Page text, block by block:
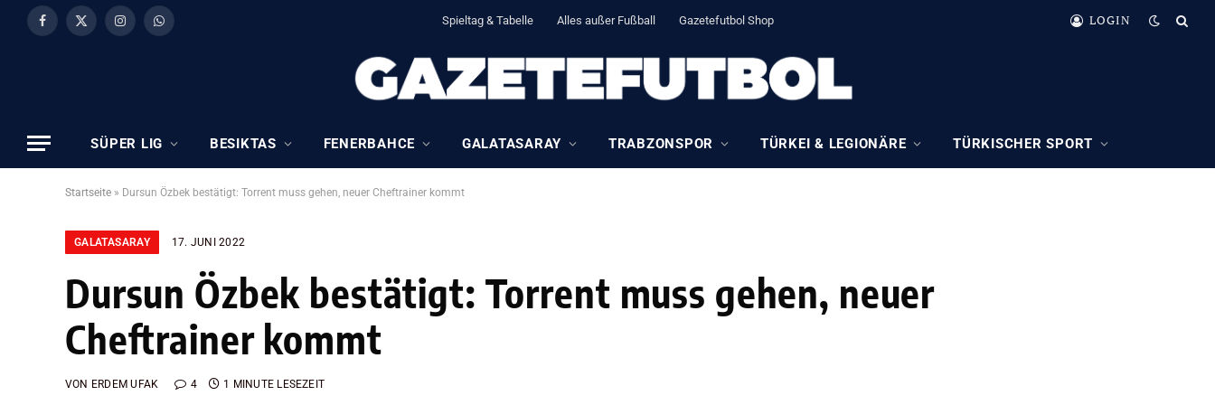
Facebook
X
InstagramWhatsApp Spieltag & Tabelle Alles außer Fußball Gazetefutbol Shop LOGIN
SÜPER LIG BESIKTAS FENERBAHCE GALATASARAY TRABZONSPOR TÜRKEI & LEGIONÄRE TÜRKISCHER SPORT
Startseite » Dursun Özbek bestätigt: Torrent muss gehen, neuer Cheftrainer kommt
GALATASARAY 17. JUNI 2022
Dursun Özbek bestätigt: Torrent muss gehen, neuer
Cheftrainer kommt
VON ERDEM UFAK 4 1 MINUTE LESEZEIT